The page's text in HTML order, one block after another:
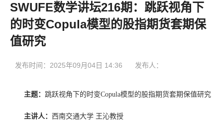
SWUFE数学讲坛216期：跳跃视角下
的时变Copula模型的股指期货套期保
值研究
发布时间：2025年09月04日 14:36 发布人：
主题： 跳跃视角下的时变Copula模型的股指期货套期保值研究
主讲人： 西南交通大学 王沁教授